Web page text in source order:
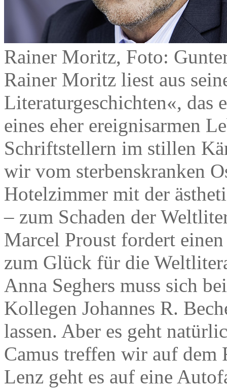
Rainer Moritz, Foto:
Rainer Moritz liest aus
Literaturgeschichten«,
eines eher ereignisarmen
Schriftstellern im stillen
wir vom sterbenskranken
Hotelzimmer mit der
– zum Schaden der
Marcel Proust fordert
zum Glück für die
Anna Seghers muss sich
Kollegen Johannes R.
lassen. Aber es geht
Camus treffen wir auf
Lenz geht es auf eine